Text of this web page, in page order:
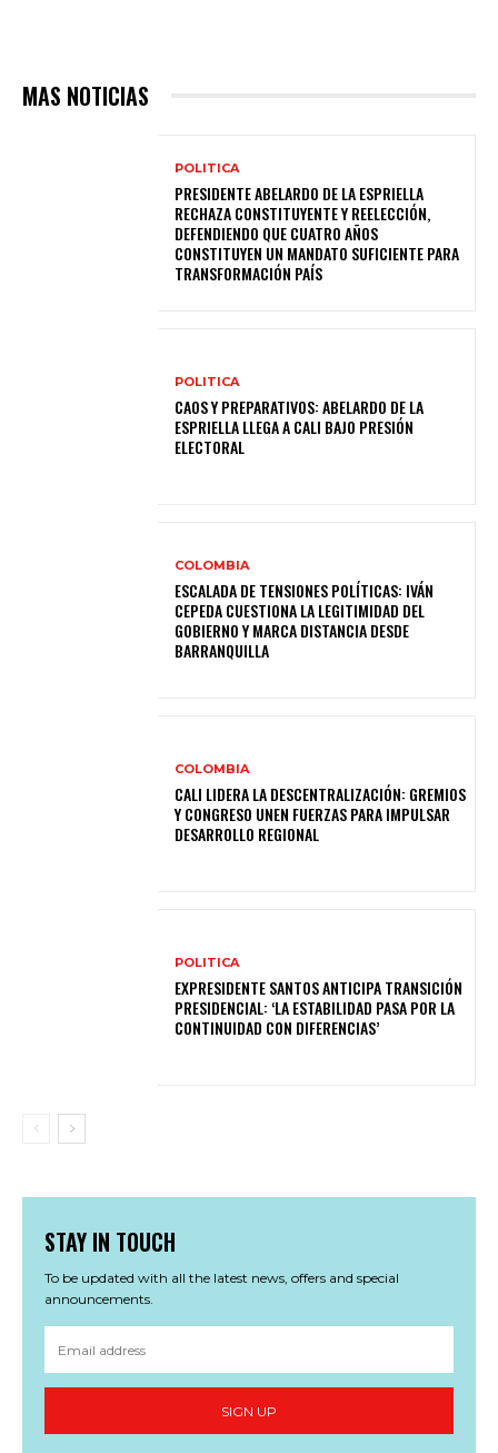
MAS NOTICIAS
POLITICA
PRESIDENTE ABELARDO DE LA ESPRIELLA
RECHAZA CONSTITUYENTE Y REELECCIÓN,
DEFENDIENDO QUE CUATRO AÑOS
CONSTITUYEN UN MANDATO SUFICIENTE PARA
TRANSFORMACIÓN PAÍS
POLITICA
CAOS Y PREPARATIVOS: ABELARDO DE LA
ESPRIELLA LLEGA A CALI BAJO PRESIÓN
ELECTORAL
COLOMBIA
ESCALADA DE TENSIONES POLÍTICAS: IVÁN
CEPEDA CUESTIONA LA LEGITIMIDAD DEL
GOBIERNO Y MARCA DISTANCIA DESDE
BARRANQUILLA
COLOMBIA
CALI LIDERA LA DESCENTRALIZACIÓN: GREMIOS
Y CONGRESO UNEN FUERZAS PARA IMPULSAR
DESARROLLO REGIONAL
POLITICA
EXPRESIDENTE SANTOS ANTICIPA TRANSICIÓN
PRESIDENCIAL: ‘LA ESTABILIDAD PASA POR LA
CONTINUIDAD CON DIFERENCIAS’
STAY IN TOUCH
To be updated with all the latest news, offers and special
announcements.
SIGN UP